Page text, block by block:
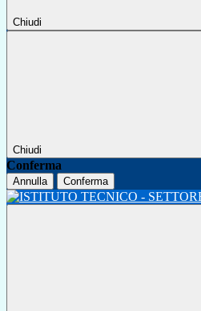
Chiudi
Chiudi
Conferma
Annulla Conferma